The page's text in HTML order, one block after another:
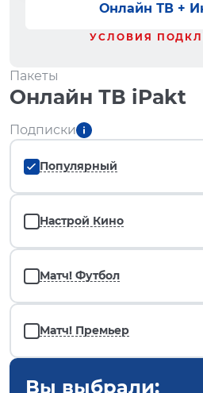
Онлайн ТВ +
УСЛОВИЯ
Пакеты
Онлайн ТВ iPakt
Подписки
Популярный
Настрой Кино
Матч! Футбол
Матч! Премьер
Вы выбрали: